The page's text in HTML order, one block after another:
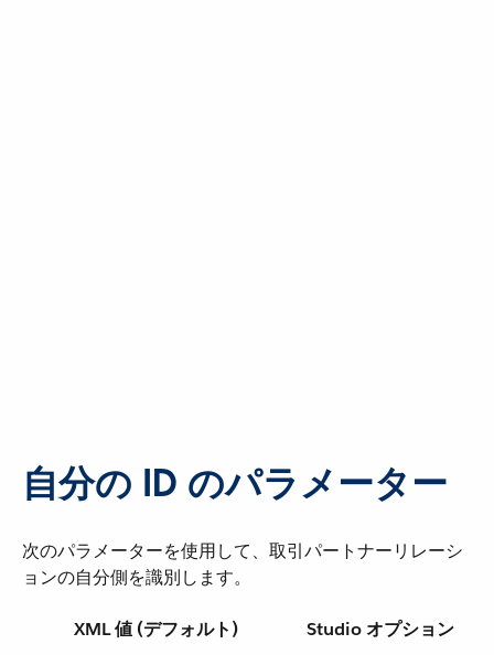
自分の ID のパラメーター
次のパラメーターを使用して、取引パートナーリレーシ
ョンの自分側を識別します。
XML 値 (デフォルト) Studio オプション